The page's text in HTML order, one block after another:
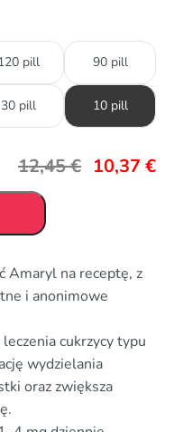
pill 90 pill
30 pill 10 pill
12,45€ 10,37 €
Amaryl na receptę, z
i anonimowe
cukrzycy typu
wydzielania
oraz zwiększa